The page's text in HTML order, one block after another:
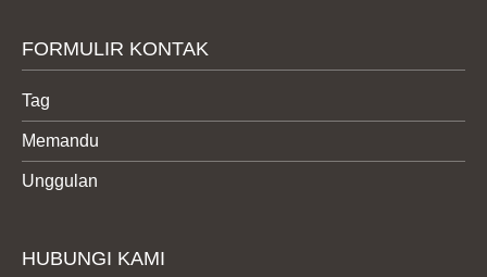
FORMULIR KONTAK
Tag
Memandu
Unggulan
HUBUNGI KAMI